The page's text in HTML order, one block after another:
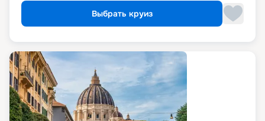
Выбрать круиз